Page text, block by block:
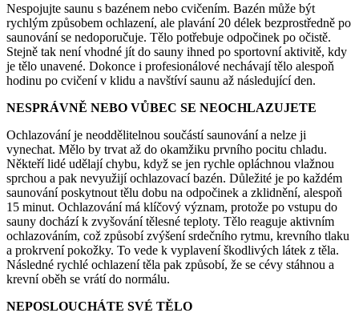
Nespojujte saunu s bazénem nebo cvičením. Bazén může být
rychlým způsobem ochlazení, ale plavání 20 délek bezprostředně po
saunování se nedoporučuje. Tělo potřebuje odpočinek po očistě.
Stejně tak není vhodné jít do sauny ihned po sportovní aktivitě, kdy
je tělo unavené. Dokonce i profesionálové nechávají tělo alespoň
hodinu po cvičení v klidu a navštíví saunu až následující den.
NESPRÁVNĚ NEBO VŮBEC SE NEOCHLAZUJETE
Ochlazování je neoddělitelnou součástí saunování a nelze ji
vynechat. Mělo by trvat až do okamžiku prvního pocitu chladu.
Někteří lidé udělají chybu, když se jen rychle opláchnou vlažnou
sprchou a pak nevyužijí ochlazovací bazén. Důležité je po každém
saunování poskytnout tělu dobu na odpočinek a zklidnění, alespoň
15 minut. Ochlazování má klíčový význam, protože po vstupu do
sauny dochází k zvyšování tělesné teploty. Tělo reaguje aktivním
ochlazováním, což způsobí zvýšení srdečního rytmu, krevního tlaku
a prokrvení pokožky. To vede k vyplavení škodlivých látek z těla.
Následné rychlé ochlazení těla pak způsobí, že se cévy stáhnou a
krevní oběh se vrátí do normálu.
NEPOSLOUCHÁTE SVÉ TĚLO